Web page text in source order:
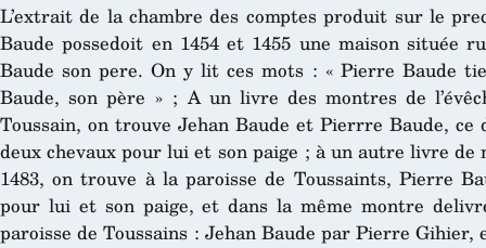
L’extrait de la chambre des comptes produit sur le
Baude possedoit en 1454 et 1455 une maison située
Baude son pere. On y lit ces mots : « Pierre Baude
Baude, son père » ; A un livre des montres de
Toussain, on trouve Jehan Baude et Pierrre Baude,
deux chevaux pour lui et son paige ; à un autre livre de
1483, on trouve à la paroisse de Toussaints, Pierre
pour lui et son paige, et dans la même montre
paroisse de Toussains : Jehan Baude par Pierre Gihier,